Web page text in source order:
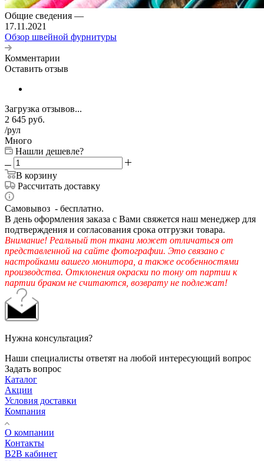
Общие сведения —
17.11.2021
Обзор швейной фурнитуры
Комментарии
Оставить отзыв
Загрузка отзывов...
2 645 руб.
/рул
Много
Нашли дешевле?
В корзину
Рассчитать доставку
Самовывоз - бесплатно.
В день оформления заказа с Вами свяжется наш менеджер для
подтверждения и согласования срока отгрузки товара.
Внимание! Реальный тон ткани может отличаться от
представленной на сайте фотографии. Это связано с
настройками вашего монитора, а также особенностями
производства. Отклонения окраски по тону от партии к
партии браком не считаются, возврату не подлежат!
Нужна консультация?
Наши специалисты ответят на любой интересующий вопрос
Задать вопрос
Каталог
Акции
Условия доставки
Компания
О компании
Контакты
B2B кабинет